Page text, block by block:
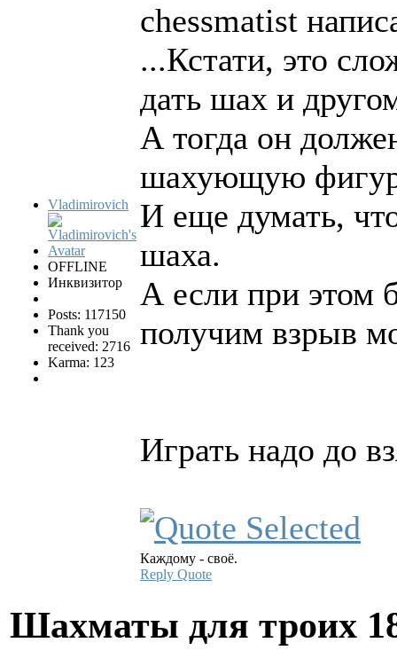
Vladimirovich
OFFLINE
Инквизитор
Posts: 117150
Thank you
received: 2716
Karma: 123
chessmatist
...Кстати, это
дать шах и
А тогда он
шахующую
И еще думать,
шаха.
А если при этом
получим взрыв
Играть надо до
Каждому - своё.
Reply Quote
Шахматы для троих